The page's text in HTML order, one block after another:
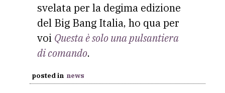
svelata per la degima edizione
del Big Bang Italia, ho qua per
voi Questa è solo una pulsantiera
di comando.
posted in news